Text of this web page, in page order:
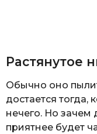
Растянутое
Обычно оно
достается тогда,
нечего. Но зачем
приятнее будет